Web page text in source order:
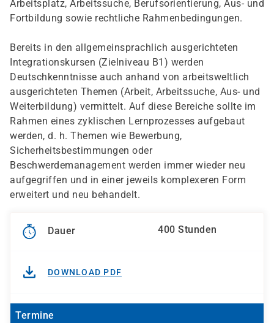
Arbeitsplatz, Arbeitssuche, Berufsorientierung, Aus- und
Fortbildung sowie rechtliche Rahmenbedingungen.
Bereits in den allgemeinsprachlich ausgerichteten
Integrationskursen (Zielniveau B1) werden
Deutschkenntnisse auch anhand von arbeitsweltlich
ausgerichteten Themen (Arbeit, Arbeitssuche, Aus- und
Weiterbildung) vermittelt. Auf diese Bereiche sollte im
Rahmen eines zyklischen Lernprozesses aufgebaut
werden, d. h. Themen wie Bewerbung,
Sicherheitsbestimmungen oder
Beschwerdemanagement werden immer wieder neu
aufgegriffen und in einer jeweils komplexeren Form
erweitert und neu behandelt.
Dauer 400 Stunden
DOWNLOAD PDF
Termine